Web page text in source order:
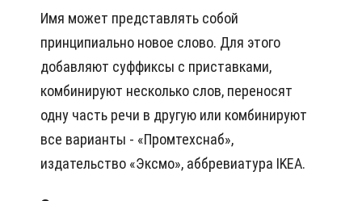
Имя может представлять собой
принципиально новое слово. Для этого
добавляют суффиксы с приставками,
комбинируют несколько слов, переносят
одну часть речи в другую или комбинируют
все варианты - «Промтехснаб»,
издательство «Эксмо», аббревиатура IKEA.